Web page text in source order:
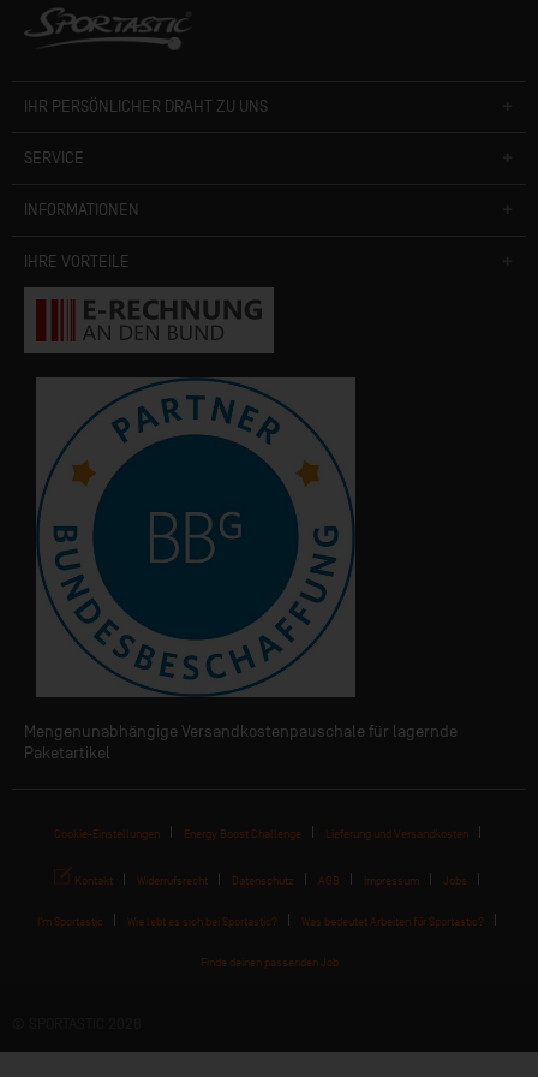
IHR PERSÖNLICHER DRAHT ZU UNS
SERVICE
INFORMATIONEN
IHRE VORTEILE
Mengenunabhängige Versandkostenpauschale für lagernde
Paketartikel
Cookie-Einstellungen Energy Boost Challenge Lieferung und Versandkosten
Kontakt Widerrufsrecht Datenschutz AGB Impressum Jobs
I'm Sportastic Wie lebt es sich bei Sportastic? Was bedeutet Arbeiten für Sportastic?
Finde deinen passenden Job